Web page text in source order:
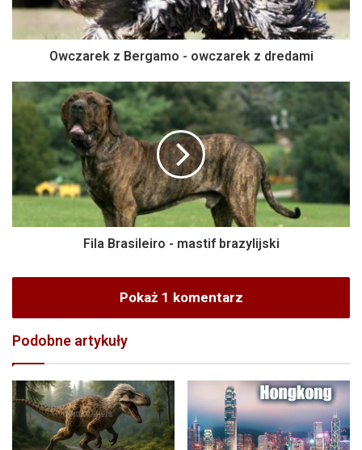
Owczarek z Bergamo - owczarek z dredami
Fila Brasileiro - mastif brazylijski
Pokaż 1 komentarz
Podobne artykuły